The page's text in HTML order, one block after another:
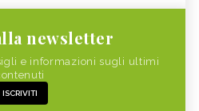
newsletter
e informazioni sugli ultimi
ISCRIVITI